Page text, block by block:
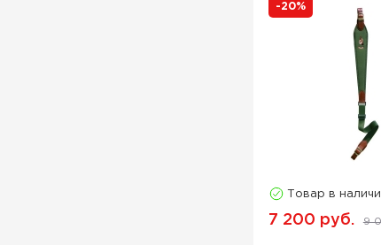
-20%
Товар в
7 200 руб. 9